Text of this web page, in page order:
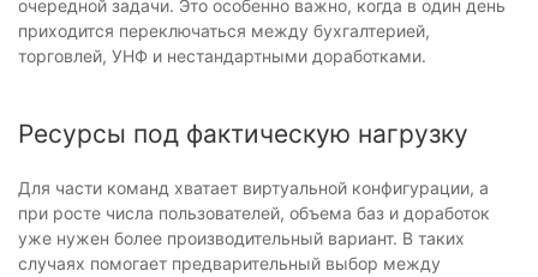
очередной задачи. Это особенно важно, когда в один день
приходится переключаться между бухгалтерией,
торговлей, УНФ и нестандартными доработками.
Ресурсы под фактическую нагрузку
Для части команд хватает виртуальной конфигурации, а
при росте числа пользователей, объема баз и доработок
уже нужен более производительный вариант. В таких
случаях помогает предварительный выбор между